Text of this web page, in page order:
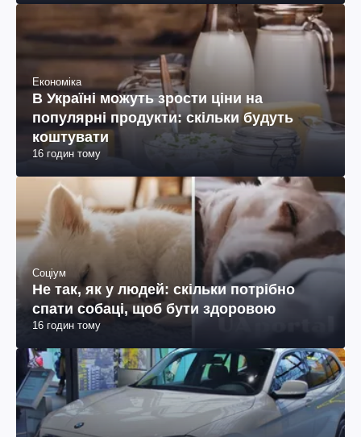
Економіка
В Україні можуть зрости ціни на
популярні продукти: скільки будуть
коштувати
16 годин тому
Соціум
Не так, як у людей: скільки потрібно
спати собаці, щоб бути здоровою
16 годин тому